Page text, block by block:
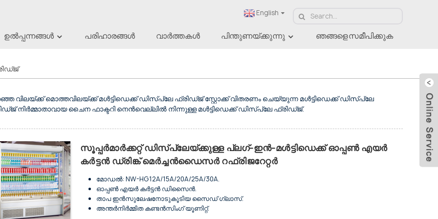
English
ഉൽപ്പന്നങ്ങൾ പരിഹാരങ്ങൾ വാർത്തകൾ പിന്തുണയ്ക്കുന്നു ഞങ്ങളെ സമീപിക്കുക
വിലയ്ക്ക് മൊത്തവിലയ്ക്ക് മൾട്ടിഡെക്ക് ഡിസ്പ്ലേ ഫ്രിഡ്ജ് സ്റ്റോക്ക് വിതരണം ചെയ്യുന്ന മൾട്ടിഡെക്ക് ഡിസ്പ്ലേ
നിർമ്മാതാവായ ചൈന ഫാക്ടറി നെൻവെല്ലിൽ നിന്നുള്ള മൾട്ടിഡെക്ക് ഡിസ്പ്ലേ ഫ്രിഡ്ജ്.
സൂപ്പർമാർക്കറ്റ് ഡിസ്പ്ലേയ്ക്കുള്ള പ്ലഗ്-ഇൻ-മൾട്ടിഡെക്ക് ഓപ്പൺ എയർ
കർട്ടൻ ഡ്രിങ്ക് മെർച്ചൻഡൈസർ റഫ്രിജറേറ്റർ
മോഡൽ: NW-HG12A/15A/20A/25A/30A.
ഓപ്പൺ എയർ കർട്ടൻ ഡിസൈൻ.
താപ ഇൻസുലേഷനോടുകൂടിയ സൈഡ് ഗ്ലാസ്.
അന്തർനിർമ്മിത കണ്ടൻസിംഗ് യൂണിറ്റ്.